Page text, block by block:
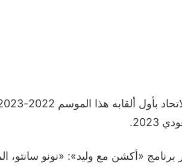
«أكشن مع وليد»: «نونو سانتو،